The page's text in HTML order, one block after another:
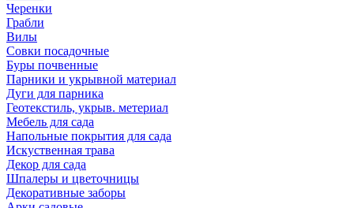
Черенки
Грабли
Вилы
Совки посадочные
Буры почвенные
Парники и укрывной материал
Дуги для парника
Геотекстиль, укрыв. метериал
Мебель для сада
Напольные покрытия для сада
Искуственная трава
Декор для сада
Шпалеры и цветочницы
Декоративные заборы